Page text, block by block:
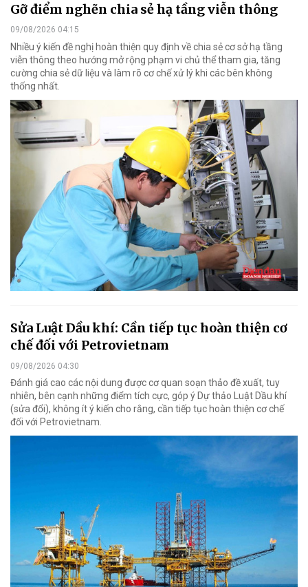
Gỡ điểm nghẽn chia sẻ hạ tầng viễn thông
09/08/2026 04:15
Nhiều ý kiến đề nghị hoàn thiện quy định về chia sẻ cơ sở hạ tầng
viễn thông theo hướng mở rộng phạm vi chủ thể tham gia, tăng
cường chia sẻ dữ liệu và làm rõ cơ chế xử lý khi các bên không
thống nhất.
Sửa Luật Dầu khí: Cần tiếp tục hoàn thiện cơ
chế đối với Petrovietnam
09/08/2026 04:30
Đánh giá cao các nội dung được cơ quan soạn thảo đề xuất, tuy
nhiên, bên cạnh những điểm tích cực, góp ý Dự thảo Luật Dầu khí
(sửa đổi), không ít ý kiến cho rằng, cần tiếp tục hoàn thiện cơ chế
đối với Petrovietnam.